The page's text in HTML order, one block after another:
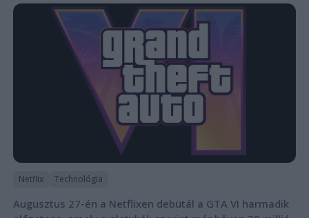
Netflix Technológia
Augusztus 27-én a Netflixen debütál a GTA VI harmadik